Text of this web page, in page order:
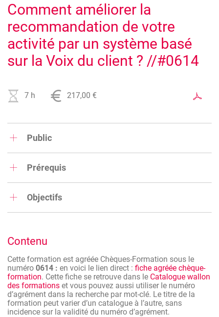
Comment améliorer la
recommandation de votre
activité par un système basé
sur la Voix du client ? //#0614
7 h 217,00 €
Public
toute personne soucieuse de travailler la satisfaction et la
recommandation clients dans son activité professionnelle.
Prérequis
Objectifs
Contenu
Cette formation est agréée Chèques-Formation sous le
numéro 0614 : en voici le lien direct : fiche agréée chèque-
formation. Cette fiche se retrouve dans le Catalogue wallon
des formations et vous pouvez aussi utiliser le numéro
d’agrément dans la recherche par mot-clé. Le titre de la
formation peut varier d’un catalogue à l’autre, sans
incidence sur la validité du numéro d’agrément.